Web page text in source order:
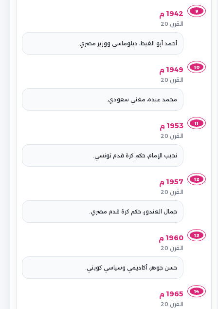
9 1942 م
القرن 20
أحمد أبو الغيط، دبلوماسي ووزير مصري.
10 1949 م
القرن 20
محمد عبده، مغني سعودي.
11 1953 م
القرن 20
نجيب الإمام، حكم كرة قدم تونسي.
12 1957 م
القرن 20
جمال الغندور، حكم كرة قدم مصري.
13 1960 م
القرن 20
حسن جوهر، أكاديمي وسياسي كويتي.
14 1965 م
القرن 20